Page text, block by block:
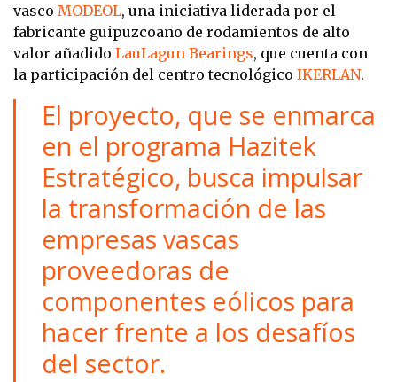
vasco MODEOL, una iniciativa liderada por el
fabricante guipuzcoano de rodamientos de alto
valor añadido LauLagun Bearings, que cuenta con
la participación del centro tecnológico IKERLAN.
El proyecto, que se enmarca
en el programa Hazitek
Estratégico, busca impulsar
la transformación de las
empresas vascas
proveedoras de
componentes eólicos para
hacer frente a los desafíos
del sector.